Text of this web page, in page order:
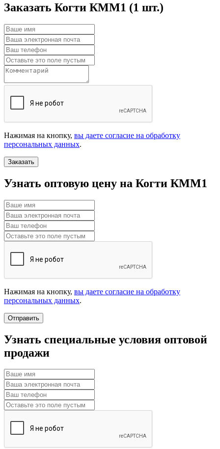
Заказать Когти КММ1 (1 шт.)
Нажимая на кнопку, вы даете согласие на обработку
персональных данных.
Заказать
Узнать оптовую цену на Когти КММ1
Нажимая на кнопку, вы даете согласие на обработку
персональных данных.
Отправить
Узнать специальные условия оптовой
продажи